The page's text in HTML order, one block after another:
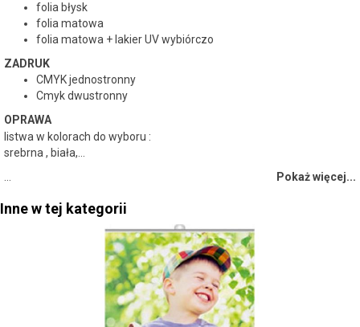
folia błysk
folia matowa
folia matowa + lakier UV wybiórczo
ZADRUK
CMYK jednostronny
Cmyk dwustronny
OPRAWA
listwa w kolorach do wyboru :
srebrna , biała,...
Pokaż więcej...
Inne w tej kategorii